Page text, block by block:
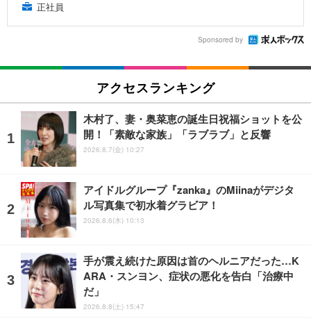
正社員
Sponsored by
アクセスランキング
木村了、妻・奥菜恵の誕生日祝福ショットを公
開！「素敵な家族」「ラブラブ」と反響
2026.8.7(金) 10:27
アイドルグループ『zanka』のMiinaがデジタ
ル写真集で初水着グラビア！
2026.8.6(木) 10:13
手が震え続けた原因は首のヘルニアだった…K
ARA・スンヨン、症状の悪化を告白「治療中
だ」
2026.8.8(土) 15:47